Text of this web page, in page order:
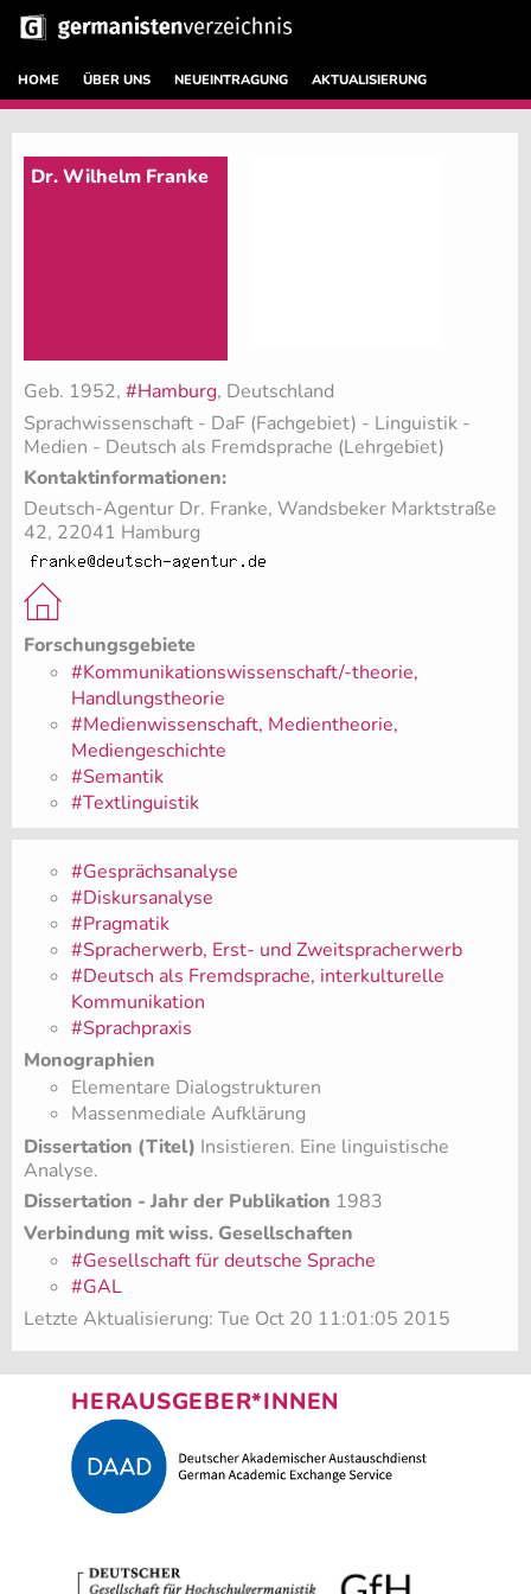
HOME ÜBER UNS NEUEINTRAGUNG AKTUALISIERUNG
Dr. Wilhelm Franke
Geb. 1952, #Hamburg, Deutschland
Sprachwissenschaft - DaF (Fachgebiet) - Linguistik -
Medien - Deutsch als Fremdsprache (Lehrgebiet)
Kontaktinformationen:
Deutsch-Agentur Dr. Franke, Wandsbeker Marktstraße
42, 22041 Hamburg
Forschungsgebiete
#Kommunikationswissenschaft/-theorie,
Handlungstheorie
#Medienwissenschaft, Medientheorie,
Mediengeschichte
#Semantik
#Textlinguistik
#Gesprächsanalyse
#Diskursanalyse
#Pragmatik
#Spracherwerb, Erst- und Zweitspracherwerb
#Deutsch als Fremdsprache, interkulturelle
Kommunikation
#Sprachpraxis
Monographien
Elementare Dialogstrukturen
Massenmediale Aufklärung
Dissertation (Titel) Insistieren. Eine linguistische
Analyse.
Dissertation - Jahr der Publikation 1983
Verbindung mit wiss. Gesellschaften
#Gesellschaft für deutsche Sprache
#GAL
Letzte Aktualisierung: Tue Oct 20 11:01:05 2015
HERAUSGEBER*INNEN